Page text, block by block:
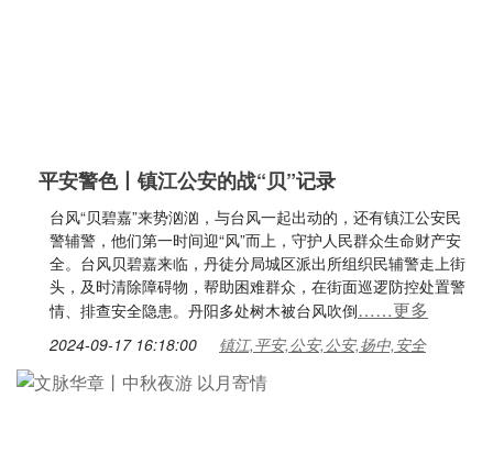
平安警色丨镇江公安的战“贝”记录
台风“贝碧嘉”来势汹汹，与台风一起出动的，还有镇江公安民
警辅警，他们第一时间迎“风”而上，守护人民群众生命财产安
全。台风贝碧嘉来临，丹徒分局城区派出所组织民辅警走上街
头，及时清除障碍物，帮助困难群众，在街面巡逻防控处置警
情、排查安全隐患。丹阳多处树木被台风吹倒……更多
2024-09-17 16:18:00 镇江,平安,公安,公安,扬中,安全